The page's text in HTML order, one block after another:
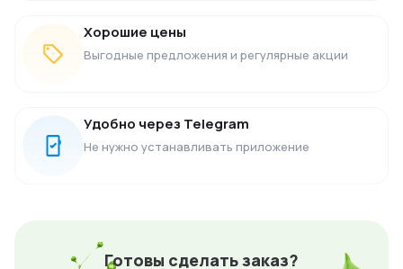
Хорошие цены
Выгодные предложения и регулярные акции
Удобно через Telegram
Не нужно устанавливать приложение
Готовы сделать заказ?